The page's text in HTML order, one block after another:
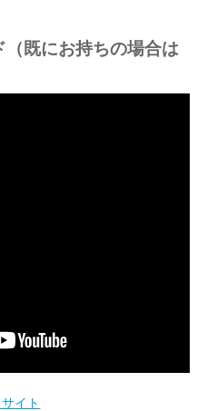
既にお持ちの場合は
イト